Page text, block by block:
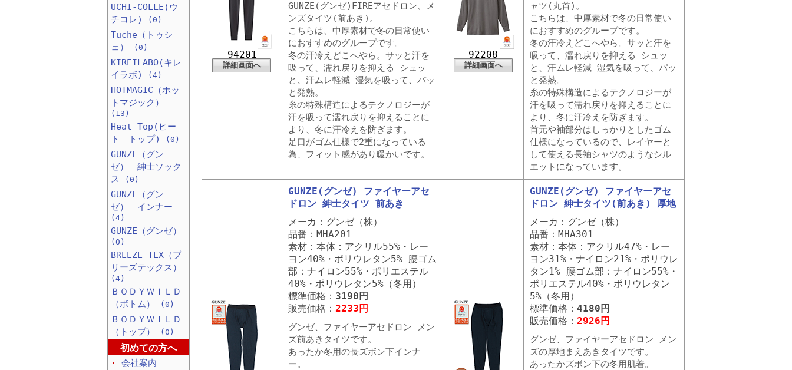
94201
詳細画面へ
GUNZE(グンゼ)FIREアセドロン、メ
ンズタイツ(前あき)。
こちらは、中厚素材で冬の日常使い
におすすめのグループです。
冬の汗冷えどこへやら。サッと汗を
吸って、濡れ戻りを抑える シュッ
と、汗ムレ軽減 湿気を吸って、パッ
と発熱。
糸の特殊構造によるテクノロジーが
汗を吸って濡れ戻りを抑えることに
より、冬に汗冷えを防ぎます。
足口がゴム仕様で2重になっている
為、フィット感があり暖かいです。
92208
詳細画面へ
ャツ(丸首)。
こちらは、中厚素材で冬の日常使い
におすすめのグループです。
冬の汗冷えどこへやら。サッと汗を
吸って、濡れ戻りを抑える シュッ
と、汗ムレ軽減 湿気を吸って、パッ
と発熱。
糸の特殊構造によるテクノロジーが
汗を吸って濡れ戻りを抑えることに
より、冬に汗冷えを防ぎます。
首元や袖部分はしっかりとしたゴム
仕様になっているので、レイヤーと
して使える長袖シャツのようなシル
エットになっています。
GUNZE(グンゼ) ファイヤーアセ
ドロン 紳士タイツ 前あき
メーカ：グンゼ（株）
品番：MHA201
素材：本体：アクリル55%・レー
ヨン40%・ポリウレタン5% 腰ゴム
部：ナイロン55%・ポリエステル
40%・ポリウレタン5%（冬用）
標準価格： 3190円
販売価格： 2233円
グンゼ、ファイヤーアセドロン メン
ズ前あきタイツです。
あったか冬用の長ズボン下インナ
ー。
GUNZE(グンゼ) ファイヤーアセ
ドロン 紳士タイツ(前あき) 厚地
メーカ：グンゼ（株）
品番：MHA301
素材：本体：アクリル47%・レー
ヨン31%・ナイロン21%・ポリウレ
タン1% 腰ゴム部：ナイロン55%・
ポリエステル40%・ポリウレタン
5%（冬用）
標準価格： 4180円
販売価格： 2926円
グンゼ、ファイヤーアセドロン メン
ズの厚地まえあきタイツです。
あったかズボン下の冬用肌着。
UCHI-COLLE(ウ
チコレ)
(0)
Tuche（トゥシ
ェ）
(0)
KIREILABO(キレ
イラボ)
(4)
HOTMAGIC（ホッ
トマジック）
(13)
Heat Top(ヒー
ト トップ)
(0)
GUNZE（グン
ゼ） 紳士ソック
ス
(0)
GUNZE（グン
ゼ） インナー
(4)
GUNZE（グンゼ）
(0)
BREEZE TEX（ブ
リーズテックス）
(4)
ＢＯＤＹＷＩＬＤ
（ボトム）
(0)
ＢＯＤＹＷＩＬＤ
（トップ）
(0)
初めての方へ
会社案内